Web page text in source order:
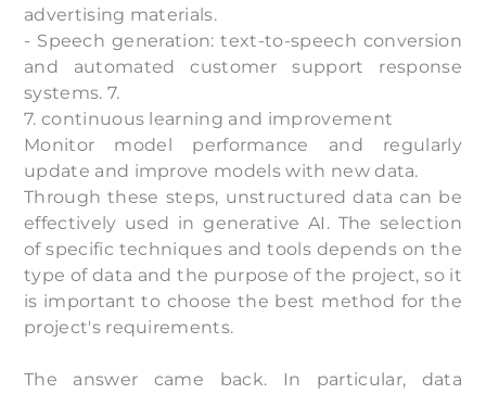
advertising materials.
- Speech generation: text-to-speech conversion
and automated customer support response
systems. 7.
7. continuous learning and improvement
Monitor model performance and regularly
update and improve models with new data.
Through these steps, unstructured data can be
effectively used in generative AI. The selection
of specific techniques and tools depends on the
type of data and the purpose of the project, so it
is important to choose the best method for the
project's requirements.
The answer came back. In particular, data